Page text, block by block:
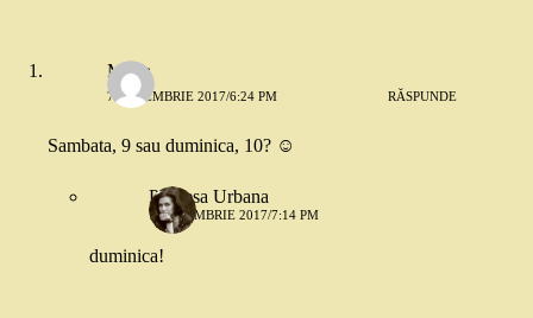
Maria
7 DECEMBRIE 2017/6:24 PM RĂSPUNDE
Sambata, 9 sau duminica, 10? ☺
Printesa Urbana
7 DECEMBRIE 2017/7:14 PM
duminica!